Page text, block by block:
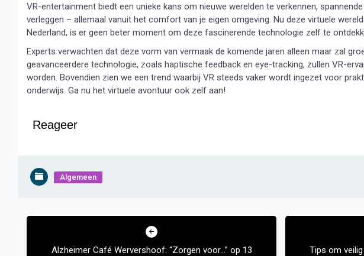
VR-entertainment biedt een unieke kans om nieuwe werelden te verkennen,
verleggen – allemaal vanuit het comfort van je eigen omgeving. Nu deze virtuele
Nederland, is er geen beter moment om deze fascinerende technologie zelf te
Experts verwachten dat deze vorm van vermaak de komende jaren alleen maar zal
geavanceerdere technologie, zoals haptische feedback en eye-tracking, zullen VR-
worden. Bovendien zien we een trend waarbij VR steeds vaker wordt ingezet voor
onderwijs. Ga nu het virtuele avontuur ook zelf aan!
Reageer
Algemeen
Bericht
Alzheimer Café Wervershoof: “Zorgen voor…” op 13
Tips om